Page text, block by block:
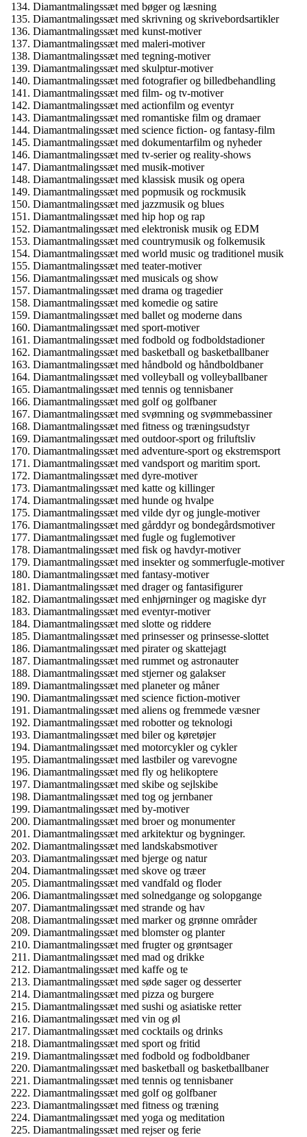
Diamantmalingssæt med bøger og læsning
Diamantmalingssæt med skrivning og skrivebordsartikler
Diamantmalingssæt med kunst-motiver
Diamantmalingssæt med maleri-motiver
Diamantmalingssæt med tegning-motiver
Diamantmalingssæt med skulptur-motiver
Diamantmalingssæt med fotografier og billedbehandling
Diamantmalingssæt med film- og tv-motiver
Diamantmalingssæt med actionfilm og eventyr
Diamantmalingssæt med romantiske film og dramaer
Diamantmalingssæt med science fiction- og fantasy-film
Diamantmalingssæt med dokumentarfilm og nyheder
Diamantmalingssæt med tv-serier og reality-shows
Diamantmalingssæt med musik-motiver
Diamantmalingssæt med klassisk musik og opera
Diamantmalingssæt med popmusik og rockmusik
Diamantmalingssæt med jazzmusik og blues
Diamantmalingssæt med hip hop og rap
Diamantmalingssæt med elektronisk musik og EDM
Diamantmalingssæt med countrymusik og folkemusik
Diamantmalingssæt med world music og traditionel musik
Diamantmalingssæt med teater-motiver
Diamantmalingssæt med musicals og show
Diamantmalingssæt med drama og tragedier
Diamantmalingssæt med komedie og satire
Diamantmalingssæt med ballet og moderne dans
Diamantmalingssæt med sport-motiver
Diamantmalingssæt med fodbold og fodboldstadioner
Diamantmalingssæt med basketball og basketballbaner
Diamantmalingssæt med håndbold og håndboldbaner
Diamantmalingssæt med volleyball og volleyballbaner
Diamantmalingssæt med tennis og tennisbaner
Diamantmalingssæt med golf og golfbaner
Diamantmalingssæt med svømning og svømmebassiner
Diamantmalingssæt med fitness og træningsudstyr
Diamantmalingssæt med outdoor-sport og friluftsliv
Diamantmalingssæt med adventure-sport og ekstremsport
Diamantmalingssæt med vandsport og maritim sport.
Diamantmalingssæt med dyre-motiver
Diamantmalingssæt med katte og killinger
Diamantmalingssæt med hunde og hvalpe
Diamantmalingssæt med vilde dyr og jungle-motiver
Diamantmalingssæt med gårddyr og bondegårdsmotiver
Diamantmalingssæt med fugle og fuglemotiver
Diamantmalingssæt med fisk og havdyr-motiver
Diamantmalingssæt med insekter og sommerfugle-motiver
Diamantmalingssæt med fantasy-motiver
Diamantmalingssæt med drager og fantasifigurer
Diamantmalingssæt med enhjørninger og magiske dyr
Diamantmalingssæt med eventyr-motiver
Diamantmalingssæt med slotte og riddere
Diamantmalingssæt med prinsesser og prinsesse-slottet
Diamantmalingssæt med pirater og skattejagt
Diamantmalingssæt med rummet og astronauter
Diamantmalingssæt med stjerner og galakser
Diamantmalingssæt med planeter og måner
Diamantmalingssæt med science fiction-motiver
Diamantmalingssæt med aliens og fremmede væsner
Diamantmalingssæt med robotter og teknologi
Diamantmalingssæt med biler og køretøjer
Diamantmalingssæt med motorcykler og cykler
Diamantmalingssæt med lastbiler og varevogne
Diamantmalingssæt med fly og helikoptere
Diamantmalingssæt med skibe og sejlskibe
Diamantmalingssæt med tog og jernbaner
Diamantmalingssæt med by-motiver
Diamantmalingssæt med broer og monumenter
Diamantmalingssæt med arkitektur og bygninger.
Diamantmalingssæt med landskabsmotiver
Diamantmalingssæt med bjerge og natur
Diamantmalingssæt med skove og træer
Diamantmalingssæt med vandfald og floder
Diamantmalingssæt med solnedgange og solopgange
Diamantmalingssæt med strande og hav
Diamantmalingssæt med marker og grønne områder
Diamantmalingssæt med blomster og planter
Diamantmalingssæt med frugter og grøntsager
Diamantmalingssæt med mad og drikke
Diamantmalingssæt med kaffe og te
Diamantmalingssæt med søde sager og desserter
Diamantmalingssæt med pizza og burgere
Diamantmalingssæt med sushi og asiatiske retter
Diamantmalingssæt med vin og øl
Diamantmalingssæt med cocktails og drinks
Diamantmalingssæt med sport og fritid
Diamantmalingssæt med fodbold og fodboldbaner
Diamantmalingssæt med basketball og basketballbaner
Diamantmalingssæt med tennis og tennisbaner
Diamantmalingssæt med golf og golfbaner
Diamantmalingssæt med fitness og træning
Diamantmalingssæt med yoga og meditation
Diamantmalingssæt med rejser og ferie